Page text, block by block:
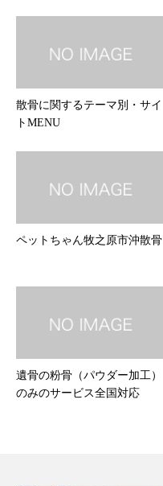
散骨に関するテーマ別・サイ
トMENU
ペットちゃん牧之原市沖散骨
遺骨の粉骨（パウダー加工）
のみのサービス全国対応